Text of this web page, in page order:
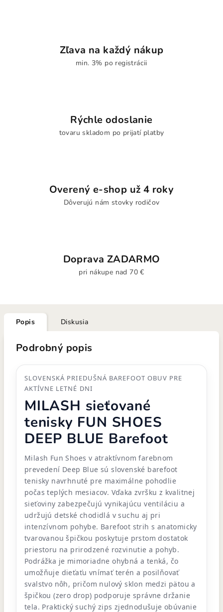
Zľava na každý nákup
min. 3% po registrácii
Rýchle odoslanie
tovaru skladom po prijatí platby
Overený e-shop už 4 roky
Dôverujú nám stovky rodičov
Doprava ZADARMO
pri nákupe nad 70 €
Popis Diskusia
Podrobný popis
SLOVENSKÁ PRIEDUŠNÁ BAREFOOT OBUV PRE
AKTÍVNE LETNÉ DNI
MILASH sieťované
tenisky FUN SHOES
DEEP BLUE Barefoot
Milash Fun Shoes v atraktívnom farebnom
prevedení Deep Blue sú slovenské barefoot
tenisky navrhnuté pre maximálne pohodlie
počas teplých mesiacov. Vďaka zvršku z kvalitnej
sieťoviny zabezpečujú vynikajúcu ventiláciu a
udržujú detské chodidlá v suchu aj pri
intenzívnom pohybe. Barefoot strih s anatomicky
tvarovanou špičkou poskytuje prstom dostatok
priestoru na prirodzené rozvinutie a pohyb.
Podrážka je mimoriadne ohybná a tenká, čo
umožňuje dieťaťu vnímať terén a posilňovať
svalstvo nôh, pričom nulový sklon medzi pätou a
špičkou (zero drop) podporuje správne držanie
tela. Praktický suchý zips zjednodušuje obúvanie